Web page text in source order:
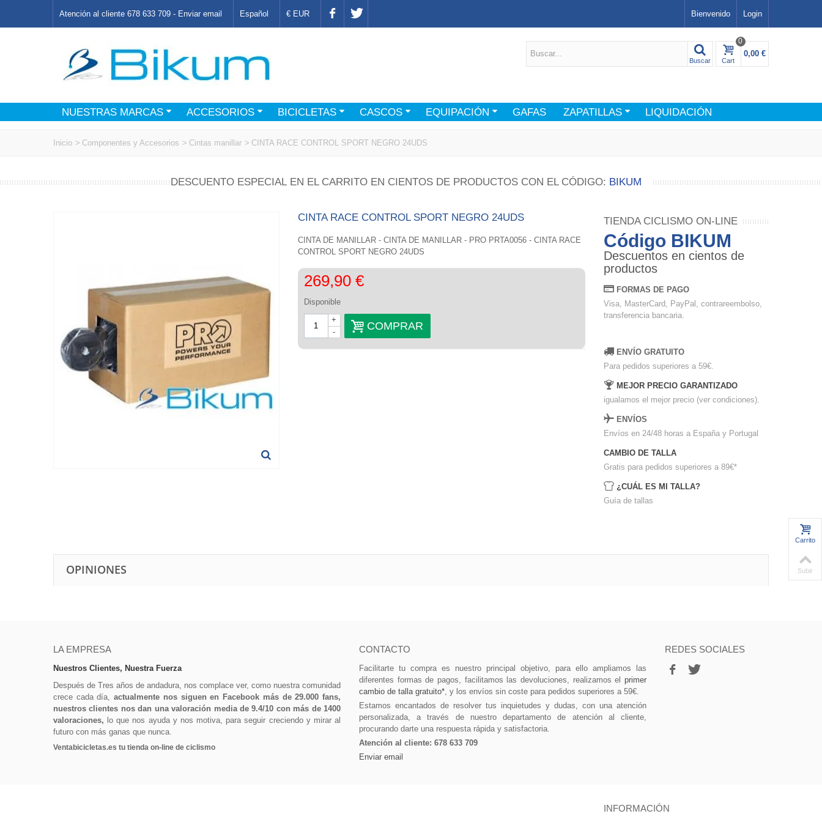
Atención al cliente 678 633 709 - Enviar email Español Bienvenido Login
€ EUR
Buscar Cart
0
0,00 €
NUESTRAS MARCAS ACCESORIOS BICICLETAS CASCOS EQUIPACIÓN GAFAS ZAPATILLAS LIQUIDACIÓN
Inicio > Componentes y Accesorios > Cintas manillar > CINTA RACE CONTROL SPORT NEGRO 24UDS
DESCUENTO ESPECIAL EN EL CARRITO EN CIENTOS DE PRODUCTOS CON EL CÓDIGO: BIKUM
CINTA RACE CONTROL SPORT NEGRO 24UDS
CINTA DE MANILLAR - CINTA DE MANILLAR - PRO PRTA0056 - CINTA RACE
CONTROL SPORT NEGRO 24UDS
269,90 €
Disponible
-
+
COMPRAR
TIENDA CICLISMO ON-LINE
Código BIKUM
Descuentos en cientos de
productos
FORMAS DE PAGO
Visa, MasterCard, PayPal, contrareembolso,
transferencia bancaria.
ENVÍO GRATUITO
Para pedidos superiores a 59€.
MEJOR PRECIO GARANTIZADO
igualamos el mejor precio (ver condiciones).
ENVÍOS
Envíos en 24/48 horas a España y Portugal
CAMBIO DE TALLA
Gratis para pedidos superiores a 89€*
¿CUÁL ES MI TALLA?
Guía de tallas
OPINIONES
LA EMPRESA
Nuestros Clientes, Nuestra Fuerza
Después de Tres años de andadura, nos complace ver, como nuestra comunidad
crece cada día,actualmente nos siguen en Facebook más de 29.000 fans,
nuestros clientes nos dan una valoración media de 9.4/10 con más de 1400
valoraciones, lo que nos ayuda y nos motiva, para seguir creciendo y mirar al
futuro con más ganas que nunca.
Ventabicicletas.es tu tienda on-line de ciclismo
CONTACTO
Facilitarte tu compra es nuestro principal objetivo, para ello ampliamos las
diferentes formas de pagos, facilitamos las devoluciones, realizamos el primer
cambio de talla gratuito*, y los envíos sin coste para pedidos superiores a 59€.
Estamos encantados de resolver tus inquietudes y dudas, con una atención
personalizada, a través de nuestro departamento de atención al cliente,
procurando darte una respuesta rápida y satisfactoria.
Atención al cliente: 678 633 709
Enviar email
REDES SOCIALES
INFORMACIÓN
Carrito
Subir